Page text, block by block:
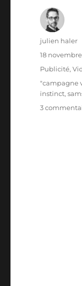
Auteur
julien haler
Publié
18
Catégories
Publicité,
Étiquettes
"campagne
instinct,
3